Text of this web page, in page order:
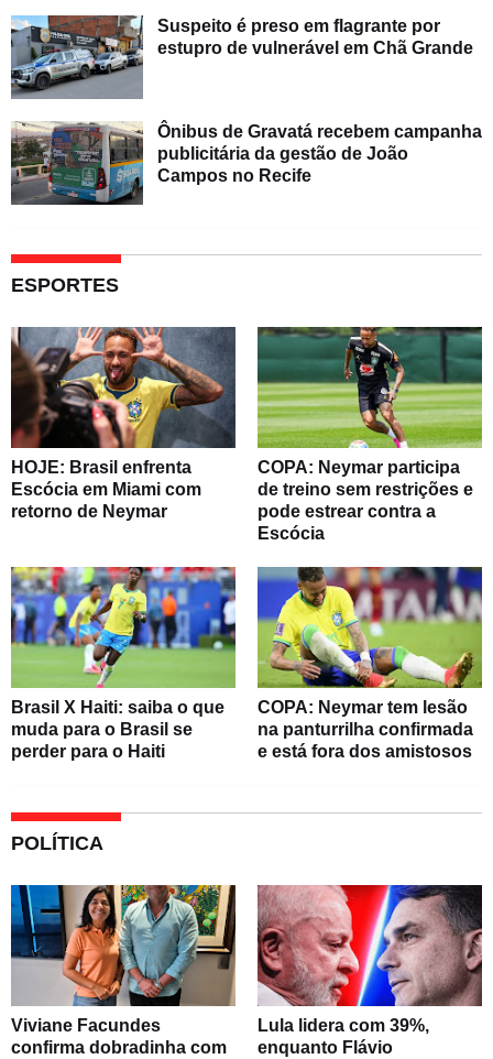
Suspeito é preso em flagrante por
estupro de vulnerável em Chã Grande
Ônibus de Gravatá recebem campanha
publicitária da gestão de João
Campos no Recife
ESPORTES
HOJE: Brasil enfrenta
Escócia em Miami com
retorno de Neymar
COPA: Neymar participa
de treino sem restrições e
pode estrear contra a
Escócia
Brasil X Haiti: saiba o que
muda para o Brasil se
perder para o Haiti
COPA: Neymar tem lesão
na panturrilha confirmada
e está fora dos amistosos
POLÍTICA
Viviane Facundes
confirma dobradinha com
Lula lidera com 39%,
enquanto Flávio